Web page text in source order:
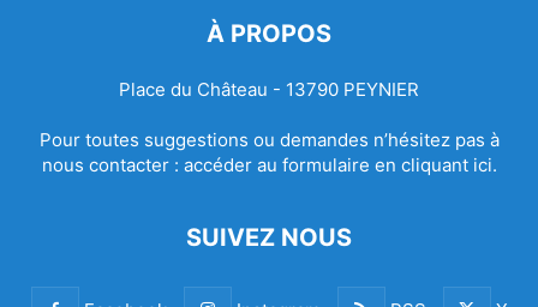
À PROPOS
Place du Château - 13790 PEYNIER
Pour toutes suggestions ou demandes n’hésitez pas à
nous contacter : accéder au formulaire en cliquant ici.
SUIVEZ NOUS